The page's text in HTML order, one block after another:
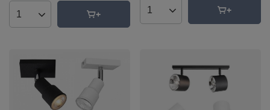
Ilość produktów Ilość produktów